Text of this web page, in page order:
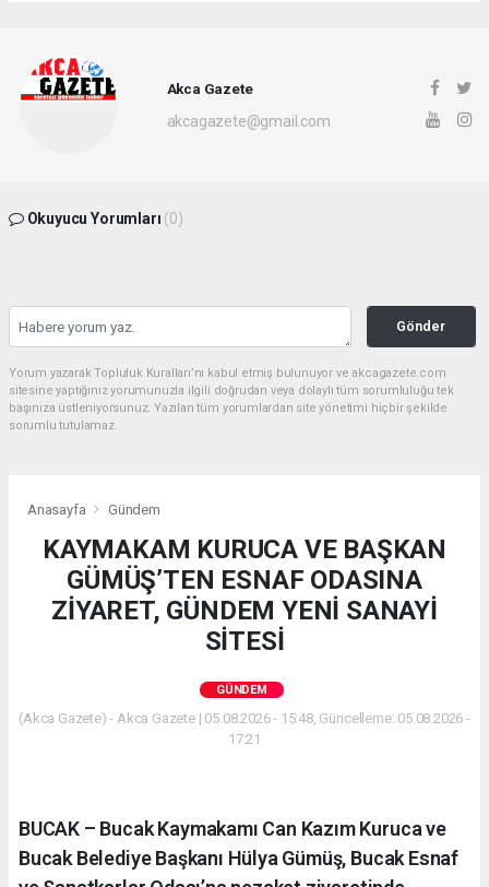
Akca Gazete
akcagazete@gmail.com
Okuyucu Yorumları (0)
Gönder
Yorum yazarak Topluluk Kuralları’nı kabul etmiş bulunuyor ve akcagazete.com
sitesine yaptığınız yorumunuzla ilgili doğrudan veya dolaylı tüm sorumluluğu tek
başınıza üstleniyorsunuz. Yazılan tüm yorumlardan site yönetimi hiçbir şekilde
sorumlu tutulamaz.
Anasayfa Gündem
KAYMAKAM KURUCA VE BAŞKAN
GÜMÜŞ’TEN ESNAF ODASINA
ZİYARET, GÜNDEM YENİ SANAYİ
SİTESİ
GÜNDEM
(Akca Gazete) - Akca Gazete | 05.08.2026 - 15:48, Güncelleme: 05.08.2026 -
17:21
BUCAK – Bucak Kaymakamı Can Kazım Kuruca ve
Bucak Belediye Başkanı Hülya Gümüş, Bucak Esnaf